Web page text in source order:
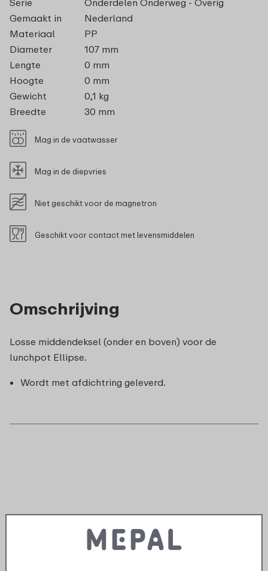
Omschrijving
Losse middendeksel (onder en boven) voor de
lunchpot Ellipse.
Wordt met afdichtring geleverd.
Gemaakt in
Nederland
Materiaal
PP
Diameter
107 mm
Lengte
0 mm
Hoogte
0 mm
Gewicht
0,1 kg
Breedte
30 mm
Mag in de vaatwasser
Mag in de diepvries
Niet geschikt voor de magnetron
Geschikt voor contact met levensmiddelen